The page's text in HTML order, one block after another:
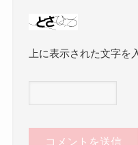
上に表示された文字を